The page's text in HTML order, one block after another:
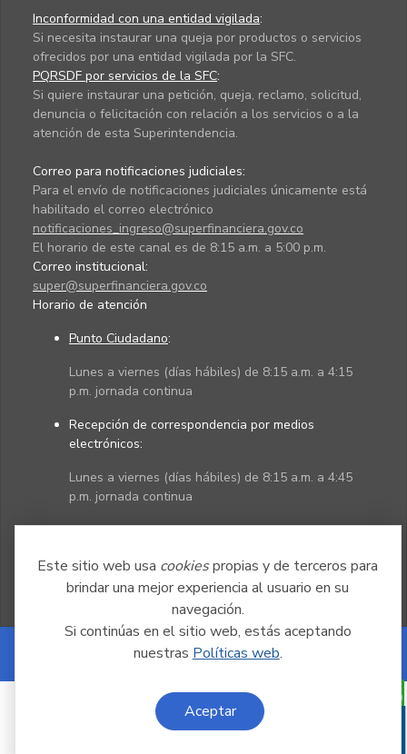
Este sitio web usa cookiespropias y de terceros para
brindar una mejor experiencia al usuario en su
navegación.
Si continúas en el sitio web, estás aceptando
nuestras Políticas web.
Aceptar
Inconformidad con una entidad vigilada:
Si necesita instaurar una queja por productos o servicios
ofrecidos por una entidad vigilada por la SFC.
PQRSDF por servicios de la SFC:
Si quiere instaurar una petición, queja, reclamo, solicitud,
denuncia o felicitación con relación a los servicios o a la
atención de esta Superintendencia.
Correo para notificaciones judiciales:
Para el envío de notificaciones judiciales únicamente está
habilitado el correo electrónico
notificaciones_ingreso@superfinanciera.gov.co
El horario de este canal es de 8:15 a.m. a 5:00 p.m.
Correo institucional:
super@superfinanciera.gov.co
Horario de atención
Punto Ciudadano:
Lunes a viernes (días hábiles) de 8:15 a.m. a 4:15
p.m. jornada continua
Recepción de correspondencia por medios
electrónicos:
Lunes a viernes (días hábiles) de 8:15 a.m. a 4:45
p.m. jornada continua
Powered by Nexura